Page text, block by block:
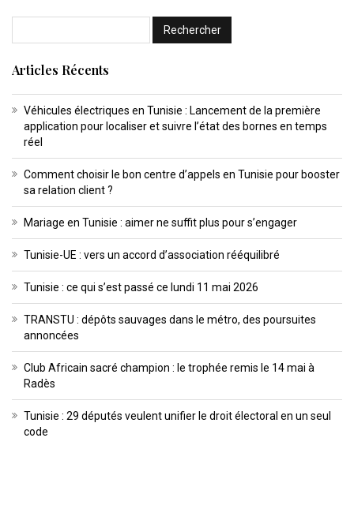
Articles Récents
Véhicules électriques en Tunisie : Lancement de la première
application pour localiser et suivre l’état des bornes en temps
réel
Comment choisir le bon centre d’appels en Tunisie pour booster
sa relation client ?
Mariage en Tunisie : aimer ne suffit plus pour s’engager
Tunisie-UE : vers un accord d’association rééquilibré
Tunisie : ce qui s’est passé ce lundi 11 mai 2026
TRANSTU : dépôts sauvages dans le métro, des poursuites
annoncées
Club Africain sacré champion : le trophée remis le 14 mai à
Radès
Tunisie : 29 députés veulent unifier le droit électoral en un seul
code